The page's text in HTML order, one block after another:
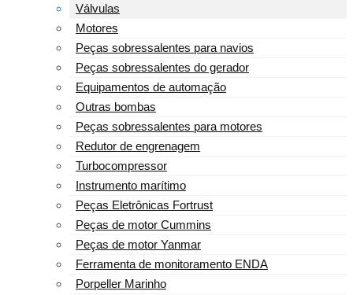
Válvulas
Motores
Peças sobressalentes para navios
Peças sobressalentes do gerador
Equipamentos de automação
Outras bombas
Peças sobressalentes para motores
Redutor de engrenagem
Turbocompressor
Instrumento marítimo
Peças Eletrônicas Fortrust
Peças de motor Cummins
Peças de motor Yanmar
Ferramenta de monitoramento ENDA
Porpeller Marinho